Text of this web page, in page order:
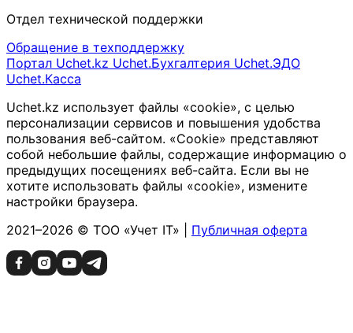
Отдел технической поддержки
Обращение в техподдержку
Портал Uchet.kz Uchet.Бухгалтерия Uchet.ЭДО
Uchet.Касса
Uchet.kz использует файлы «cookie», с целью
персонализации сервисов и повышения удобства
пользования веб-сайтом. «Cookie» представляют
собой небольшие файлы, содержащие информацию о
предыдущих посещениях веб-сайта. Если вы не
хотите использовать файлы «cookie», измените
настройки браузера.
2021–2026 © ТОО «Учет IT» | Публичная оферта